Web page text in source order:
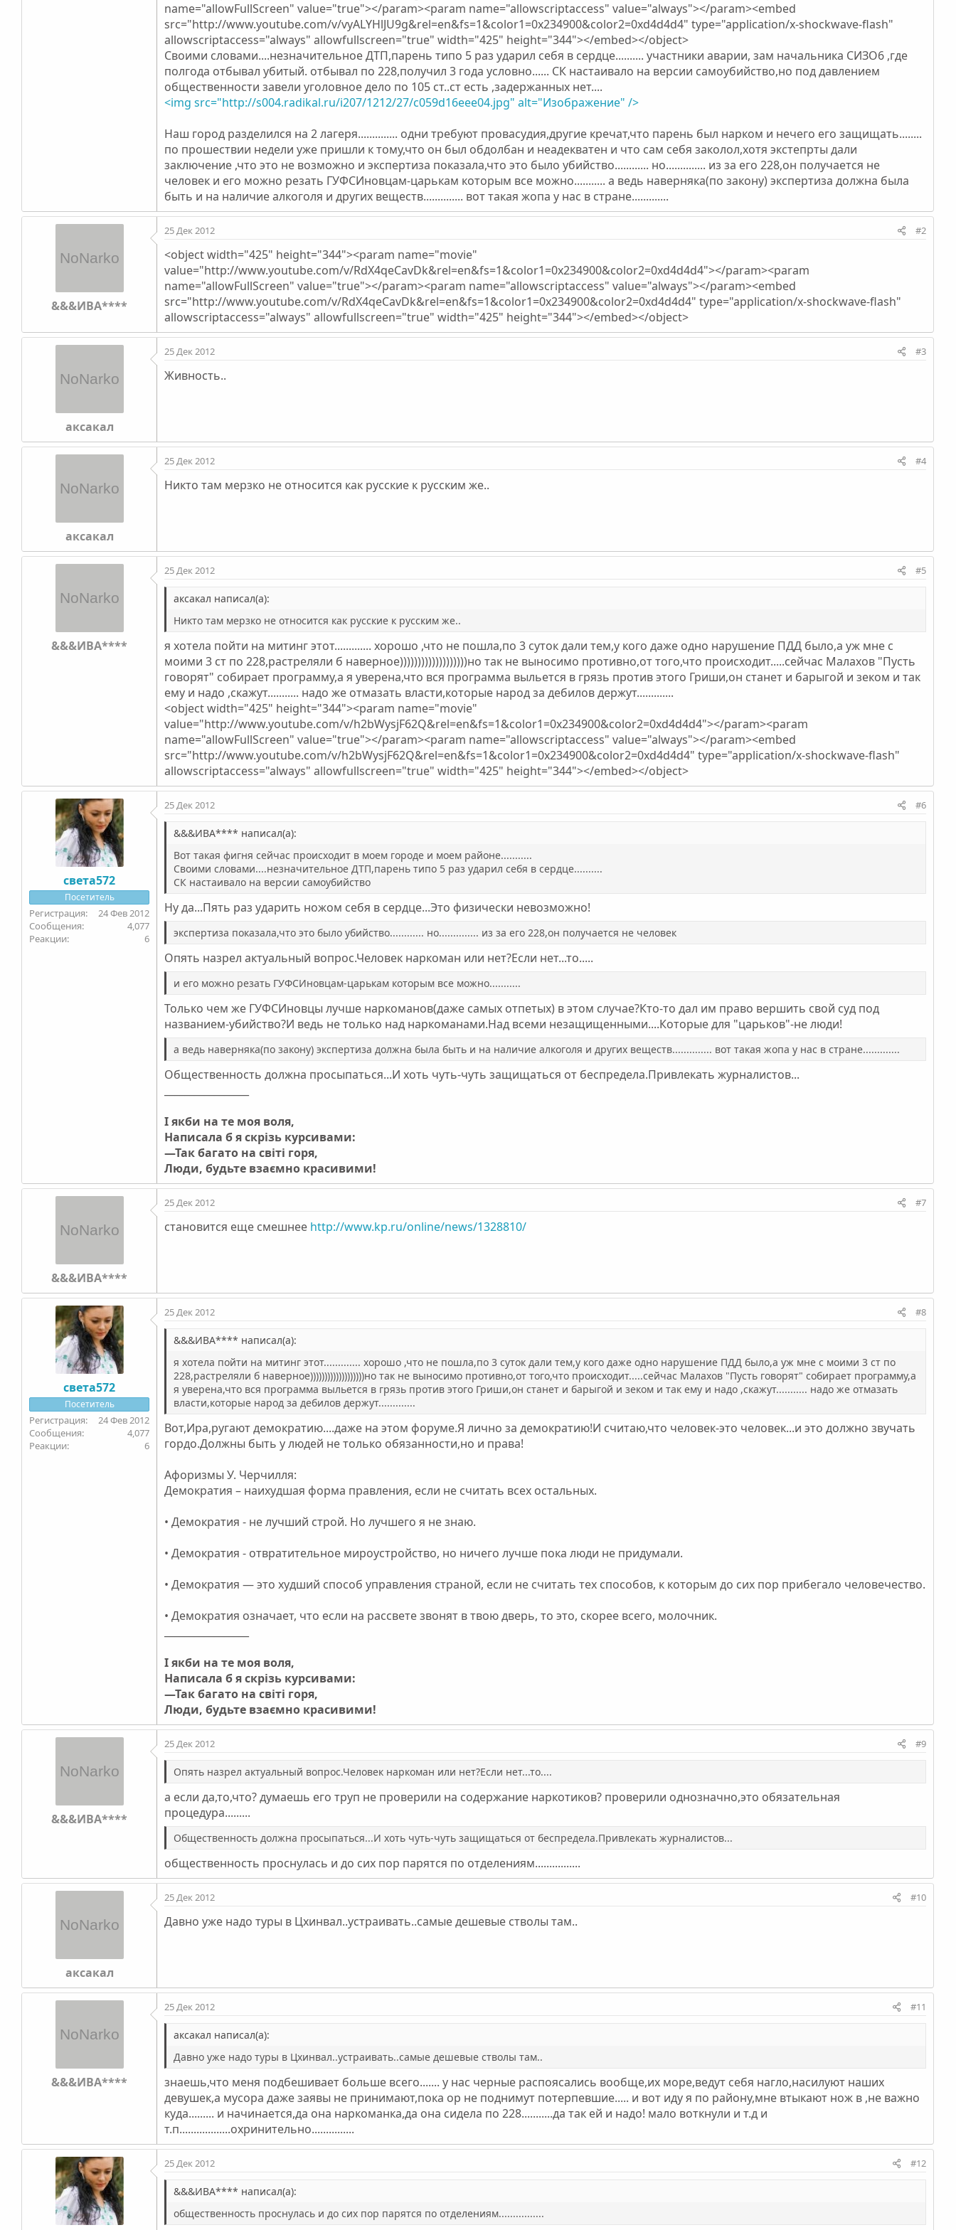
name="allowFullScreen" value="true"></param><param name="allowscriptaccess" value="always"></param><embed
src="http://www.youtube.com/v/vyALYHlJU9g&rel=en&fs=1&color1=0x234900&color2=0xd4d4d4" type="application/x-shockwave-flash"
allowscriptaccess="always" allowfullscreen="true" width="425" height="344"></embed></object>
Своими словами....незначительное ДТП,парень типо 5 раз ударил себя в сердце.......... участники аварии, зам начальника СИЗО6 ,где
полгода отбывал убитый. отбывал по 228,получил 3 года условно...... СК настаивало на версии самоубийство,но под давлением
общественности завели уголовное дело по 105 ст..ст есть ,задержанных нет....
<img src="http://s004.radikal.ru/i207/1212/27/c059d16eee04.jpg" alt="Изображение" />
Наш город разделился на 2 лагеря.............. одни требуют провасудия,другие кречат,что парень был нарком и нечего его защищать........
по прошествии недели уже пришли к тому,что он был обдолбан и неадекватен и что сам себя заколол,хотя экстепрты дали
заключение ,что это не возможно и экспертиза показала,что это было убийство............ но.............. из за его 228,он получается не
человек и его можно резать ГУФСИновцам-царькам которым все можно........... а ведь наверняка(по закону) экспертиза должна была
быть и на наличие алкоголя и других веществ.............. вот такая жопа у нас в стране.............
&&&ИВА****
25 Дек 2012 #2
<object width="425" height="344"><param name="movie"
value="http://www.youtube.com/v/RdX4qeCavDk&rel=en&fs=1&color1=0x234900&color2=0xd4d4d4"></param><param
name="allowFullScreen" value="true"></param><param name="allowscriptaccess" value="always"></param><embed
src="http://www.youtube.com/v/RdX4qeCavDk&rel=en&fs=1&color1=0x234900&color2=0xd4d4d4" type="application/x-shockwave-flash"
allowscriptaccess="always" allowfullscreen="true" width="425" height="344"></embed></object>
аксакал
25 Дек 2012 #3
Живность..
аксакал
25 Дек 2012 #4
Никто там мерзко не относится как русские к русским же..
&&&ИВА****
25 Дек 2012 #5
аксакал написал(а):
Никто там мерзко не относится как русские к русским же..
я хотела пойти на митинг этот............. хорошо ,что не пошла,по 3 суток дали тем,у кого даже одно нарушение ПДД было,а уж мне с
моими 3 ст по 228,растреляли б наверное)))))))))))))))))))но так не выносимо противно,от того,что происходит.....сейчас Малахов "Пусть
говорят" собирает программу,а я уверена,что вся программа выльется в грязь против этого Гриши,он станет и барыгой и зеком и так
ему и надо ,скажут........... надо же отмазать власти,которые народ за дебилов держут.............
<object width="425" height="344"><param name="movie"
value="http://www.youtube.com/v/h2bWysjF62Q&rel=en&fs=1&color1=0x234900&color2=0xd4d4d4"></param><param
name="allowFullScreen" value="true"></param><param name="allowscriptaccess" value="always"></param><embed
src="http://www.youtube.com/v/h2bWysjF62Q&rel=en&fs=1&color1=0x234900&color2=0xd4d4d4" type="application/x-shockwave-flash"
allowscriptaccess="always" allowfullscreen="true" width="425" height="344"></embed></object>
света572
Посетитель
24 Фев 2012
4,077
6
25 Дек 2012 #6
&&&ИВА**** написал(а):
Вот такая фигня сейчас происходит в моем городе и моем районе...........
Своими словами....незначительное ДТП,парень типо 5 раз ударил себя в сердце..........
СК настаивало на версии самоубийство
Ну да...Пять раз ударить ножом себя в сердце...Это физически невозможно!
экспертиза показала,что это было убийство............ но.............. из за его 228,он получается не человек
Опять назрел актуальный вопрос.Человек наркоман или нет?Если нет...то.....
и его можно резать ГУФСИновцам-царькам которым все можно...........
Только чем же ГУФСИновцы лучше наркоманов(даже самых отпетых) в этом случае?Кто-то дал им право вершить свой суд под
названием-убийство?И ведь не только над наркоманами.Над всеми незащищенными....Которые для "царьков"-не люди!
а ведь наверняка(по закону) экспертиза должна была быть и на наличие алкоголя и других веществ.............. вот такая жопа у нас в стране.............
Общественность должна просыпаться...И хоть чуть-чуть защищаться от беспредела.Привлекать журналистов...
І якби на те моя воля,
Написала б я скрізь курсивами:
—Так багато на світі горя,
Люди, будьте взаємно красивими!
&&&ИВА****
25 Дек 2012 #7
становится еще смешнее http://www.kp.ru/online/news/1328810/
света572
Посетитель
24 Фев 2012
4,077
6
25 Дек 2012 #8
&&&ИВА**** написал(а):
я хотела пойти на митинг этот............. хорошо ,что не пошла,по 3 суток дали тем,у кого даже одно нарушение ПДД было,а уж мне с моими 3 ст по
228,растреляли б наверное)))))))))))))))))))но так не выносимо противно,от того,что происходит.....сейчас Малахов "Пусть говорят" собирает программу,а
я уверена,что вся программа выльется в грязь против этого Гриши,он станет и барыгой и зеком и так ему и надо ,скажут........... надо же отмазать
власти,которые народ за дебилов держут.............
Вот,Ира,ругают демократию....даже на этом форуме.Я лично за демократию!И считаю,что человек-это человек...и это должно звучать
гордо.Должны быть у людей не только обязанности,но и права!
Афоризмы У. Черчилля:
Демократия – наихудшая форма правления, если не считать всех остальных.
• Демократия - не лучший строй. Но лучшего я не знаю.
• Демократия - отвратительное мироустройство, но ничего лучше пока люди не придумали.
• Демократия — это худший способ управления страной, если не считать тех способов, к которым до сих пор прибегало человечество.
• Демократия означает, что если на рассвете звонят в твою дверь, то это, скорее всего, молочник.
І якби на те моя воля,
Написала б я скрізь курсивами:
—Так багато на світі горя,
Люди, будьте взаємно красивими!
&&&ИВА****
25 Дек 2012 #9
Опять назрел актуальный вопрос.Человек наркоман или нет?Если нет...то....
а если да,то,что? думаешь его труп не проверили на содержание наркотиков? проверили однозначно,это обязательная
процедура.........
Общественность должна просыпаться...И хоть чуть-чуть защищаться от беспредела.Привлекать журналистов...
общественность проснулась и до сих пор парятся по отделениям................
аксакал
25 Дек 2012 #10
Давно уже надо туры в Цхинвал..устраивать..самые дешевые стволы там..
&&&ИВА****
25 Дек 2012 #11
аксакал написал(а):
Давно уже надо туры в Цхинвал..устраивать..самые дешевые стволы там..
знаешь,что меня подбешивает больше всего....... у нас черные распоясались вообще,их море,ведут себя нагло,насилуют наших
девушек,а мусора даже заявы не принимают,пока ор не поднимут потерпевшие..... и вот иду я по району,мне втыкают нож в ,не важно
куда......... и начинается,да она наркоманка,да она сидела по 228...........да так ей и надо! мало воткнули и т.д и
т.п..................охринительно...............
25 Дек 2012 #12
&&&ИВА**** написал(а):
общественность проснулась и до сих пор парятся по отделениям................